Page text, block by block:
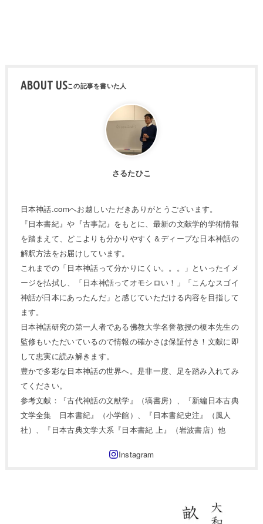
ABOUT US
さるたひこ
日本神話.comへお越しいただきありがとうございます。
『日本書紀』や『古事記』をもとに、最新の文献学的学術情報
を踏まえて、どこよりも分かりやすく＆ディープな日本神話の
解釈方法をお届けしています。
これまでの「日本神話って分かりにくい。。。」といったイメ
ージを払拭し、「日本神話ってオモシロい！」「こんなスゴイ
神話が日本にあったんだ」と感じていただける内容を目指して
ます。
日本神話研究の第一人者である佛教大学名誉教授の榎本先生の
監修もいただいているので情報の確かさは保証付き！文献に即
して忠実に読み解きます。
豊かで多彩な日本神話の世界へ。是非一度、足を踏み入れてみ
てください。
参考文献：『古代神話の文献学』（塙書房）、『新編日本古典
文学全集 日本書紀』（小学館）、『日本書紀史注』（風人
社）、『日本古典文学大系『日本書紀 上』（岩波書店）他